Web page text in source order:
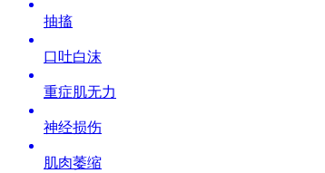
抽搐
口吐白沫
重症肌无力
神经损伤
肌肉萎缩